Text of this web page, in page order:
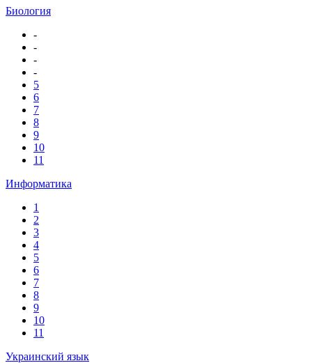
Биология
-
-
-
-
5
6
7
8
9
10
11
Информатика
1
2
3
4
5
6
7
8
9
10
11
Украинский язык